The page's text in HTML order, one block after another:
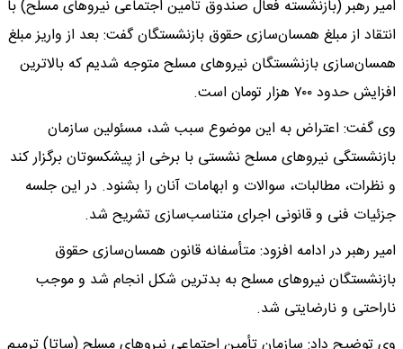
امیر رهبر (بازنشسته فعال صندوق تأمین اجتماعی نیروهای مسلح) با
انتقاد از مبلغ همسان‌سازی حقوق بازنشستگان گفت: بعد از واریز مبلغ
همسان‌سازی بازنشستگان نیروهای مسلح متوجه شدیم که بالاترین
افزایش حدود ۷۰۰ هزار تومان است.
وی گفت: اعتراض به این موضوع سبب شد، مسئولین سازمان
بازنشستگی نیروهای مسلح نشستی با برخی از پیشکسوتان برگزار کند
و نظرات، مطالبات، سوالات و ابهامات آنان را بشنود. در این جلسه
جزئیات فنی و قانونی اجرای متناسب‌سازی تشریح شد.
امیر رهبر در ادامه افزود: متأسفانه قانون همسان‌سازی حقوق
بازنشستگان نیروهای مسلح به بدترین شکل انجام شد و موجب
ناراحتی و نارضایتی شد.